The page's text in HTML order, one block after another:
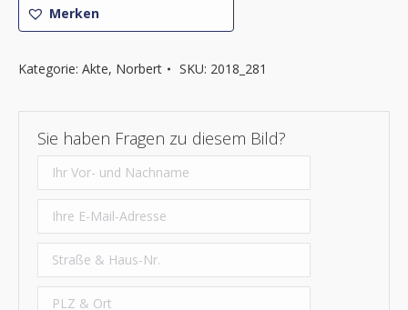
MengeMerken
Kategorie: Akte, Norbert SKU: 2018_281
Sie haben Fragen zu diesem Bild?